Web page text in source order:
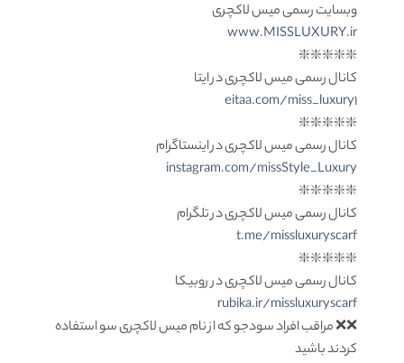
وبسایت رسمی میس لاکچری
www.MISSLUXURY.ir
❇️❇️❇️❇️❇️
کانال رسمی میس لاکچری در ایتا
eitaa.com/miss_luxury1
❇️❇️❇️❇️❇️
کانال رسمی میس لاکچری در اینستاگرام
instagram.com/missStyle_Luxury
❇️❇️❇️❇️❇️
کانال رسمی میس لاکچری در تلگرام
t.me/missluxuryscarf
❇️❇️❇️❇️❇️
کانال رسمی میس لاکچری در روبیکا
rubika.ir/missluxuryscarf
❌❌ مراقب افراد سودجو که از نام میس لاکچری سو استفاده
کردند باشید